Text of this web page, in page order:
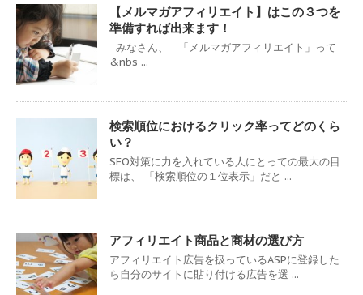
【メルマガアフィリエイト】はこの３つを
準備すれば出来ます！
みなさん、 「メルマガアフィリエイト」って
&nbs ...
検索順位におけるクリック率ってどのくら
い？
SEO対策に力を入れている人にとっての最大の目
標は、 「検索順位の１位表示」だと ...
アフィリエイト商品と商材の選び方
アフィリエイト広告を扱っているASPに登録した
ら自分のサイトに貼り付ける広告を選 ...